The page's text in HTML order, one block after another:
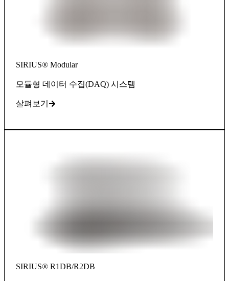
SIRIUS® Modular
모듈형 데이터 수집(DAQ) 시스템
살펴보기
SIRIUS® R1DB/R2DB